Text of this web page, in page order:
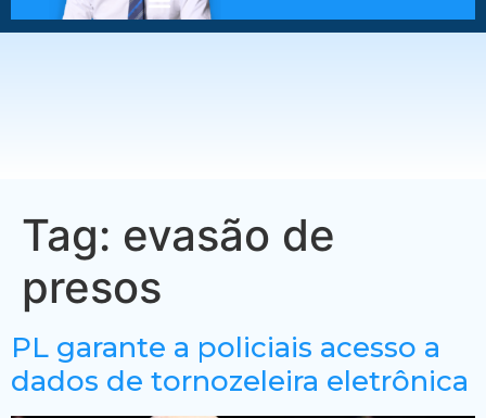
Tag: evasão de
presos
PL garante a policiais acesso a
dados de tornozeleira eletrônica